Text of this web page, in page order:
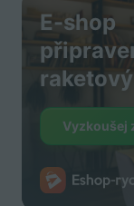
E-shop
Vyzkoušej